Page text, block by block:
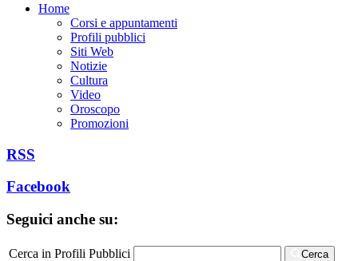
Home
Corsi e appuntamenti
Profili pubblici
Siti Web
Notizie
Cultura
Video
Oroscopo
Promozioni
RSS
Facebook
Seguici anche su:
Cerca in Profili Pubblici Cerca